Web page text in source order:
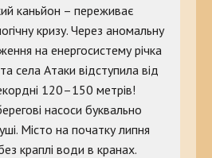
каньйон – переживає
кризу. Через аномальну
на енергосистему річка
села Атаки відступила від
120–150 метрів!
насоси буквально
Місто на початку липня
краплі води в кранах.